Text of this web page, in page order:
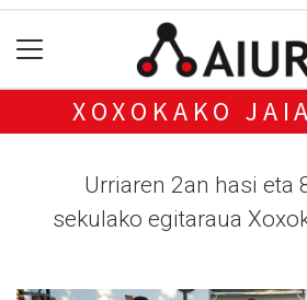
XOXOKAKO
Urriaren 2an hasi eta
sekulako egitaraua